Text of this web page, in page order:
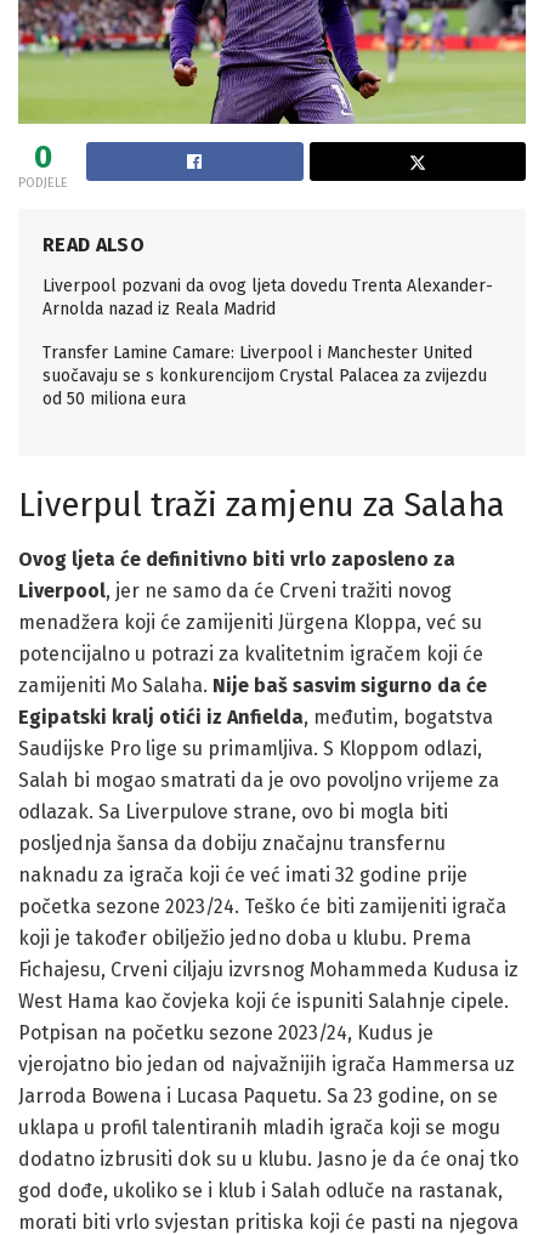
0
PODJELE
READ ALSO
Liverpool pozvani da ovog ljeta dovedu Trenta Alexander-
Arnolda nazad iz Reala Madrid
Transfer Lamine Camare: Liverpool i Manchester United
suočavaju se s konkurencijom Crystal Palacea za zvijezdu
od 50 miliona eura
Liverpul traži zamjenu za Salaha
Ovog ljeta će definitivno biti vrlo zaposleno za
Liverpool, jer ne samo da će Crveni tražiti novog
menadžera koji će zamijeniti Jürgena Kloppa, već su
potencijalno u potrazi za kvalitetnim igračem koji će
zamijeniti Mo Salaha. Nije baš sasvim sigurno da će
Egipatski kralj otići iz Anfielda, međutim, bogatstva
Saudijske Pro lige su primamljiva. S Kloppom odlazi,
Salah bi mogao smatrati da je ovo povoljno vrijeme za
odlazak. Sa Liverpulove strane, ovo bi mogla biti
posljednja šansa da dobiju značajnu transfernu
naknadu za igrača koji će već imati 32 godine prije
početka sezone 2023/24. Teško će biti zamijeniti igrača
koji je također obilježio jedno doba u klubu. Prema
Fichajesu, Crveni ciljaju izvrsnog Mohammeda Kudusa iz
West Hama kao čovjeka koji će ispuniti Salahnje cipele.
Potpisan na početku sezone 2023/24, Kudus je
vjerojatno bio jedan od najvažnijih igrača Hammersa uz
Jarroda Bowena i Lucasa Paquetu. Sa 23 godine, on se
uklapa u profil talentiranih mladih igrača koji se mogu
dodatno izbrusiti dok su u klubu. Jasno je da će onaj tko
god dođe, ukoliko se i klub i Salah odluče na rastanak,
morati biti vrlo svjestan pritiska koji će pasti na njegova